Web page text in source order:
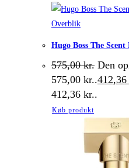
Overblik
Hugo Boss The
575,00kr. Den
575,00 kr..412,36
412,36 kr..
Køb produkt